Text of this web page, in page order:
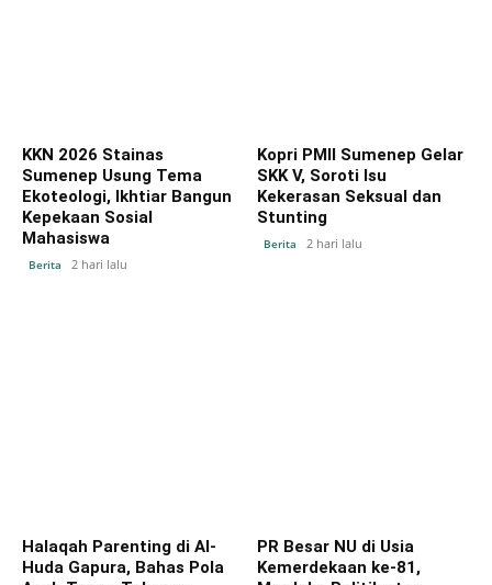
KKN 2026 Stainas
Sumenep Usung Tema
Ekoteologi, Ikhtiar Bangun
Kepekaan Sosial
Mahasiswa
Berita 2 hari lalu
Kopri PMII Sumenep Gelar
SKK V, Soroti Isu
Kekerasan Seksual dan
Stunting
Berita 2 hari lalu
Halaqah Parenting di Al-
Huda Gapura, Bahas Pola
PR Besar NU di Usia
Kemerdekaan ke-81,